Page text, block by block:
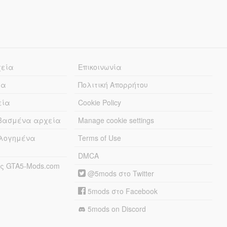
αρχεία
GTA5-Mods.com
Επικοινωνία
Πολιτική Απορρήτου
Cookie Policy
Manage cookie settings
Terms of Use
DMCA
@5mods στο Twitter
5mods στο Facebook
5mods on Discord